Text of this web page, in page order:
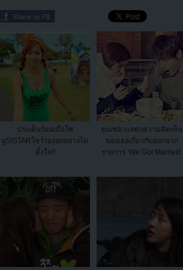
ประเด็นร้อนเมื่อโซ
ยูSISTARโชว์ร่องอกอย่างไม่
ตั้งใจ!!
ยุนเซอาแสดงความคิดเห็น
ของเธอเกี่ยวกับออกจาก
รายการ ‘We Got Married’